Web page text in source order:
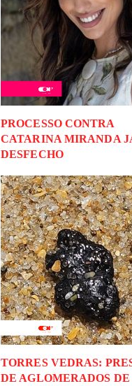
PROCESSO CONTRA
CATARINA MIRANDA
DESFECHO
TORRES VEDRAS:
DE AGLOMERADOS DE